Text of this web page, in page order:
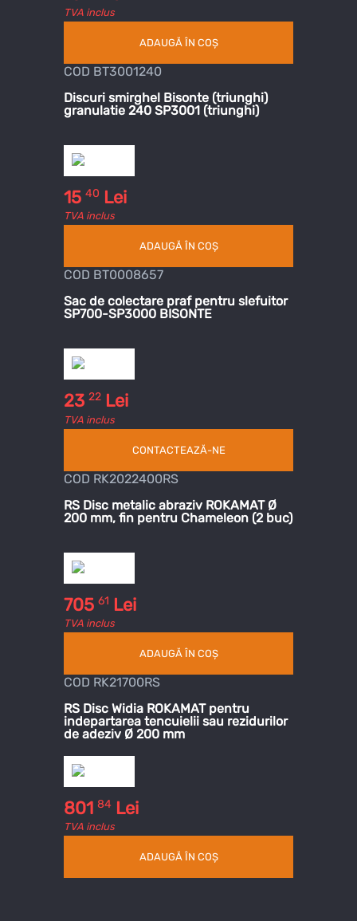
TVA inclus
ADAUGĂ ÎN COȘ
COD BT3001240
Discuri smirghel Bisonte (triunghi)
granulatie 240 SP3001 (triunghi)
15 40 Lei
TVA inclus
ADAUGĂ ÎN COȘ
COD BT0008657
Sac de colectare praf pentru slefuitor
SP700-SP3000 BISONTE
23 22 Lei
TVA inclus
CONTACTEAZĂ-NE
COD RK2022400RS
RS Disc metalic abraziv ROKAMAT Ø
200 mm, fin pentru Chameleon (2 buc)
705 61 Lei
TVA inclus
ADAUGĂ ÎN COȘ
COD RK21700RS
RS Disc Widia ROKAMAT pentru
indepartarea tencuielii sau rezidurilor
de adeziv Ø 200 mm
801 84 Lei
TVA inclus
ADAUGĂ ÎN COȘ